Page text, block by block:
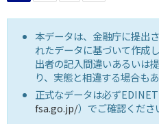
本データは、金融庁に提出
れたデータに基づいて作成
出者の記入間違いあるいは
り、実態と相違する場合もあ
正式なデータは必ず
fsa.go.jp/）でご確認くださ